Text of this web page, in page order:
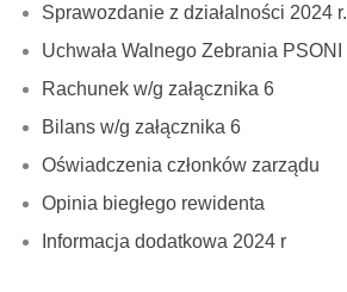
Sprawozdanie z działalności 2024 r.
Uchwała Walnego Zebrania PSONI
Rachunek w/g załącznika 6
Bilans w/g załącznika 6
Oświadczenia członków zarządu
Opinia biegłego rewidenta
Informacja dodatkowa 2024 r